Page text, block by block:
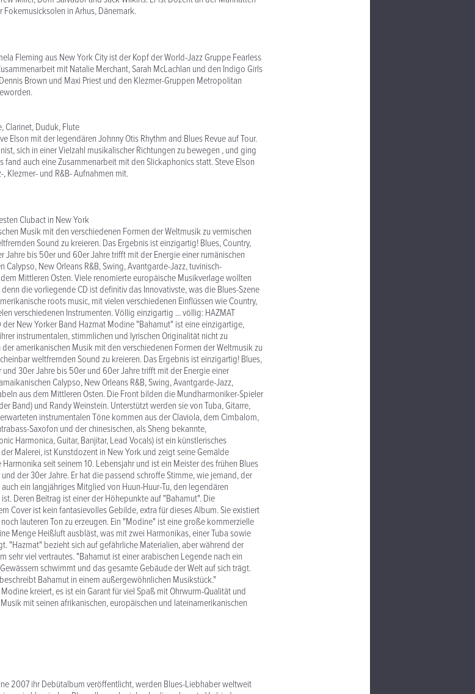
in Arhus, Dänemark.
Fleming aus New York City ist der Kopf der World-Jazz Gruppe Fearless
mit Natalie Merchant, Sarah McLachlan und den Indigo Girls
Brown und Maxi Priest und den Klezmer-Gruppen Metropolitan
Clarinet, Duduk, Flute
Elson mit der legendären Johnny Otis Rhythm and Blues Revue auf Tour.
sich in einer Vielzahl musikalischer Richtungen zu bewegen , und ging
fand auch eine Zusammenarbeit mit den Slickaphonics statt. Steve Elson
Klezmer- und R&B- Aufnahmen mit.
Clubact in New York
Musik mit den verschiedenen Formen der Weltmusik zu vermischen
Sound zu kreieren. Das Ergebnis ist einzigartig! Blues, Country,
Jahre bis 50er und 60er Jahre trifft mit der Energie einer rumänischen
Calypso, New Orleans R&B, Swing, Avantgarde-Jazz, tuvinisch-
Mittleren Osten. Viele renomierte europäische Musikverlage wollten
die vorliegende CD ist definitiv das Innovativste, was die Blues-Szene
roots music, mit vielen verschiedenen Einflüssen wie Country,
verschiedenen Instrumenten. Völlig einzigartig ... völlig: HAZMAT
der New Yorker Band Hazmat Modine "Bahamut" ist eine einzigartige,
instrumentalen, stimmlichen und lyrischen Originalität nicht zu
amerikanischen Musik mit den verschiedenen Formen der Weltmusik zu
weltfremden Sound zu kreieren. Das Ergebnis ist einzigartig! Blues,
30er Jahre bis 50er und 60er Jahre trifft mit der Energie einer
Calypso, New Orleans R&B, Swing, Avantgarde-Jazz,
aus dem Mittleren Osten. Die Front bilden die Mundharmoniker-Spieler
Band) und Randy Weinstein. Unterstützt werden sie von Tuba, Gitarre,
instrumentalen Töne kommen aus der Claviola, dem Cimbalom,
Saxofon und der chinesischen, als Sheng bekannte,
Harmonica, Guitar, Banjitar, Lead Vocals) ist ein künstlerisches
Malerei, ist Kunstdozent in New York und zeigt seine Gemälde
seit seinem 10. Lebensjahr und ist ein Meister des frühen Blues
der 30er Jahre. Er hat die passend schroffe Stimme, wie jemand, der
ein langjähriges Mitglied von Huun-Huur-Tu, den legendären
Deren Beitrag ist einer der Höhepunkte auf "Bahamut". Die
Cover ist kein fantasievolles Gebilde, extra für dieses Album. Sie existiert
lauteren Ton zu erzeugen. Ein "Modine" ist eine große kommerzielle
Menge Heißluft ausbläst, was mit zwei Harmonikas, einer Tuba sowie
"Hazmat" bezieht sich auf gefährliche Materialien, aber während der
sehr viel vertrautes. "Bahamut ist einer arabischen Legende nach ein
schwimmt und das gesamte Gebäude der Welt auf sich trägt.
Bahamut in einem außergewöhnlichen Musikstück."
kreiert, es ist ein Garant für viel Spaß mit Ohrwurm-Qualität und
mit seinen afrikanischen, europäischen und lateinamerikanischen
2007 ihr Debütalbum veröffentlicht, werden Blues-Liebhaber weltweit